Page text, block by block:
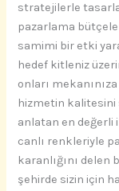
stratejilerle
pazarlama
samimi bir etki
hedef kitleniz
onları
hizmetin kalitesini
anlatan en değerli
canlı renkleriyle
karanlığını delen
şehirde sizin için